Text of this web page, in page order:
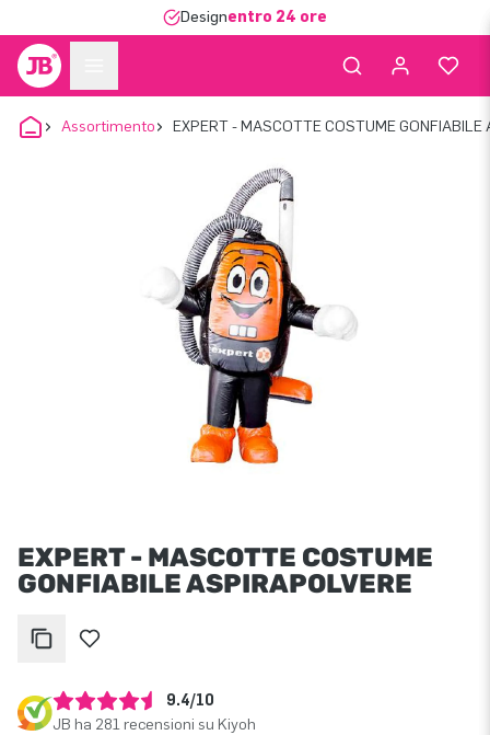
Designentro 24 ore
Assortimento EXPERT - MASCOTTE COSTUME GONFIABILE
EXPERT - MASCOTTE COSTUME
GONFIABILE ASPIRAPOLVERE
9.4/10
JB ha 281 recensioni su Kiyoh